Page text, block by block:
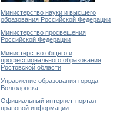
Министерство науки и высшего
образования Российской Федерации
Министерство просвещения
Российской Федерации
Министерство общего и
профессионального образования
Ростовской области
Управление образования города
Волгодонска
Официальный интернет-портал
правовой информации